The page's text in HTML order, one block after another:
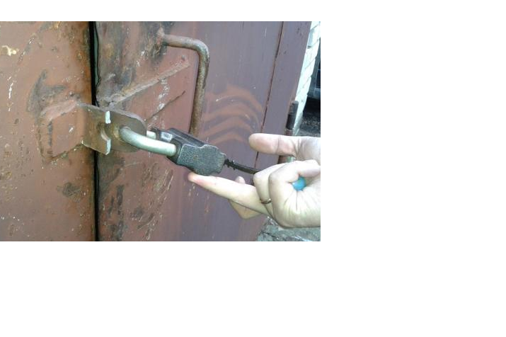
Погреб в доме Дом с подвалом